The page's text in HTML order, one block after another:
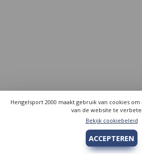
Hengelsport 2000 maakt gebruik van cookies
van de website te
Bekijk cookiebeleid
ACCEPTEREN